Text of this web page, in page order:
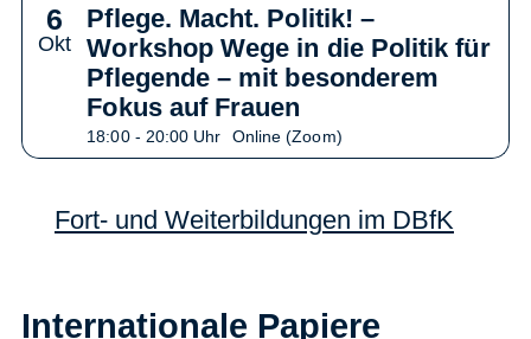
6
Okt
Pflege. Macht. Politik! –
Workshop Wege in die Politik für
Pflegende – mit besonderem
Fokus auf Frauen
18:00 - 20:00 Uhr Online (Zoom)
Fort- und Weiterbildungen im DBfK
Internationale Papiere